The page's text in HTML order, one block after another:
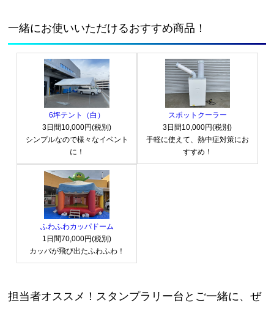
物を置きたい時奥行を気にせずにおけるのがいいところで
Bタイプの方は四方囲んで、固定の棒が付いており、より
強度だったり、安定をお求めの方はBタイプの方がオスス
メとなります！
（決してAタイプが強度がないわけではありませんよ～～
AタイプもBタイプも脚にアジャスターがついているの
で、少し傾いている場所でも調整して設置することが出来
ます！
6.台の上はお客様のアイディアを！
スタンプラリー台の台（天板）部分はお客様によって使用
方法が違います！
アイディアは無限大だと思いますが、一般的には一番やは
りスタンプラリーとして使われることが多いです！
こちらの台には透明なシートがついていてスタンプを簡単
に押すことが出来るようになっています！
パンフレットを置いたり、ぬいぐるみを置いて可愛くした
り、消毒液などを置いて衛生面の配慮だったり、イベント
に合わせて変えることが出来ます！
いかがでしたでしょうか？お客様のイベントにトップス
プランの商品が大活躍することいつも大変嬉しく思って
います！
スタンプラリー台Ａのお問い合わせいつでもお待ちして
おります！
スタンプラリー台を設置したい場所に運びます！
その設置場所が少し傾斜している場所でもアジャスターが
付いているので調整出来ます！
脚の裏にアジャスターがついているのでクルクルと回して
頂くと脚の高さを調整することができ、傾斜面に対してぐ
らつくことなく設置出来ます！
6.スタンプラリー台の台の上はオリジナルで！
スタンプラリー台として利用して頂くことはもちろん、ス
タンプ以外でも消毒液やパンフレットを置いて貰ったり、
資料に記入して貰いたい時の台としてでもご利用して頂く
ことが出来たり、台の上をオリジナルでご使用頂けます！
そして、なんとスタンプラリー台Ｂは天板部分が取り外し
が出来ます！
台の上で何かこぼしてしまった時など簡単に取り外し出来
るのですぐ拭くことが出来ます！
いかがでしたでしょうか？スタンプラリー台Bの組み立
他にも分からない点がもしございましたら、お気軽にご
相談ください！
光地の駅などでは、 キャラクターと
コラボしたり、季節イベントと連動し
たりして、親子連れや観光客でにぎわ
います。
そして、スタンプラリー台そのものも
ただの台じゃないんです！A1サイズ
のポスターが差し込める仕様になって
いて、イベントビジュアルや告知、キ
ャラポスターまでバッチリPRできち
ゃいます。 目立つ場所に置けば、
「なになに？これなにやってるの？」
と自然と足を止めてもらえるはず！
参加者はスタンプを押すたびにワクワ
ク、全部集めたときには思わず笑顔
に参加できて、楽しい思い出が作れ
る”“考える”要素が加わることで、来
館体験がぐっと豊かになるのがポイン
トです。
スタンプラリー台には、A1サイズの
ポスターを差し込めるスペースがあ
り、ここに展示物の紹介、クイズ、豆
知識などを掲載することで、さらに内
容を充実させることができます。
子どもにはワクワクを、大人には知的
好奇心を。どの年代にも響くコンテン
ツ作りが可能です。
「学び」と「遊び」が融合したこのス
タンプラリーイベントは、家族連れは
もちろん、学校団体や個人のリピータ
り、博物館・美術館ならではの魅力を
トでは、参加店舗や周辺施設の前にス
タンプラリー台を設置し、来場者が各
ポイントでスタンプを集めながら商店
街全体を巡るという形式が主流です。
これにより、普段は立ち寄らないお店
や路地裏の名店などにも人の流れが生
まれ、新しい発見や出会いが増えるの
が魅力です。
特に近年では、地域住民だけでなく観
光客や子育て世代をターゲットにした
イベントも増えており、スタンプラリ
ーはその導入部分として非常に有効な
ツールとされています。 「〇店舗以
上でスタンプを集めると抽選に参加で
きる」「クーポンがもらえる」などの
訪率の向上にもつながっています。
の謎解きイベントにおいて、スタンプ
ラリー台はチェックポイントを“見え
る化”できる非常に便利なアイテム。
イベントのストーリー性や世界観を視
覚的に演出できるため、体験の満足度
や没入感がぐっと高まります！
参加者は、ストーリーに沿って各チェ
ックポイントを訪れ、謎や暗号、クイ
ズを解き進めていきます。 そんな中
で、「次の謎はどこにあるんだろ
う？」「あ、あそこにスタンプラリー
台があるぞ！」という発見のワクワク
感が、イベント全体に自然なテンポを
与えてくれます。 ただ歩くだけでは
魅力です！
しみが加わることで、来場者の滞在時
間が自然と延び、施設内の回遊率アッ
プや売上増加にもつながります。 ス
タンプラリーは、館内の複数のショッ
プやサービスカウンターなどに設置さ
れたスタンプ台を巡りながら参加する
仕組み。
これによって、普段はあまり訪れない
店舗にも足を運びやすくなり、施設全
体の賑わいづくりに大きく貢献してい
ます。 さらに、スタンプラリー台に
はA1サイズのポスターを差し込める
スペースがあり、イベントのルールや
キャンペーン情報、参加特典の案内な
イベントの告知効果を大幅にアップさ
せることができます。
ンプラリー台は欠かせない人気のアイ
テムです。
ウォーキングコースのチェックポイン
トにスタンプラリー台を設置すること
で、参加者はただ歩くだけでなく「ス
タンプを集める」という楽しみも加わ
り、運動へのモチベーションがぐっと
アップします。 スタンプラリー台は
視認性の高い設計で、A1サイズのポ
スターを差し込むスペースがあり、コ
ースマップや健康に関する豆知識、ウ
ォーキングの効果、地域の歴史や名所
紹介などを掲示することができます。
の魅力や健康情報を自然と学ぶことが
でき、一石二鳥の体験が生まれます。
一緒にお使いいただけるおすすめ商品！
6坪テント（白）
3日間10,000円(税別)
シンプルなので様々なイベント
に！
スポットクーラー
3日間10,000円(税別)
手軽に使えて、熱中症対策にお
すすめ！
ふわふわカッパドーム
1日間70,000円(税別)
カッパが飛び出たふわふわ！
担当者オススメ！スタンプラリー台とご一緒に、ぜ